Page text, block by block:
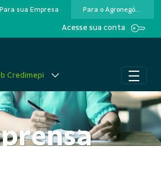
principal
Para sua Empresa Para o Agronegócio
Acesse sua conta
Credimepi